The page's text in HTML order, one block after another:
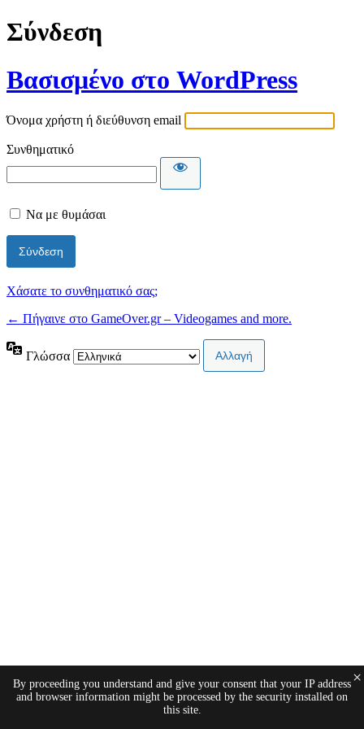
Σύνδεση
Βασισμένο στο WordPress
Όνομα χρήστη ή διεύθυνση email
Συνθηματικό
Να με θυμάσαι
Χάσατε το συνθηματικό σας;
← Πήγαινε στο GameOver.gr – Videogames and more.
Γλώσσα
By proceeding you understand and give your consent that your IP address
and browser information might be processed by the security installed on
this site.
×